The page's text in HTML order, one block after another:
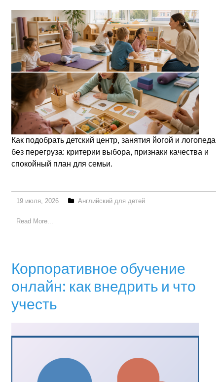
Как подобрать детский центр, занятия йогой и логопеда
без перегруза: критерии выбора, признаки качества и
спокойный план для семьи.
19 июля, 2026 Английский для детей
Read More...
Корпоративное обучение
онлайн: как внедрить и что
учесть